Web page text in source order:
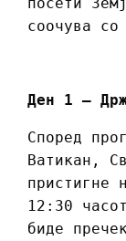
соочува
Ден 1 –
Според
Ватикан,
пристигне
12:30
биде